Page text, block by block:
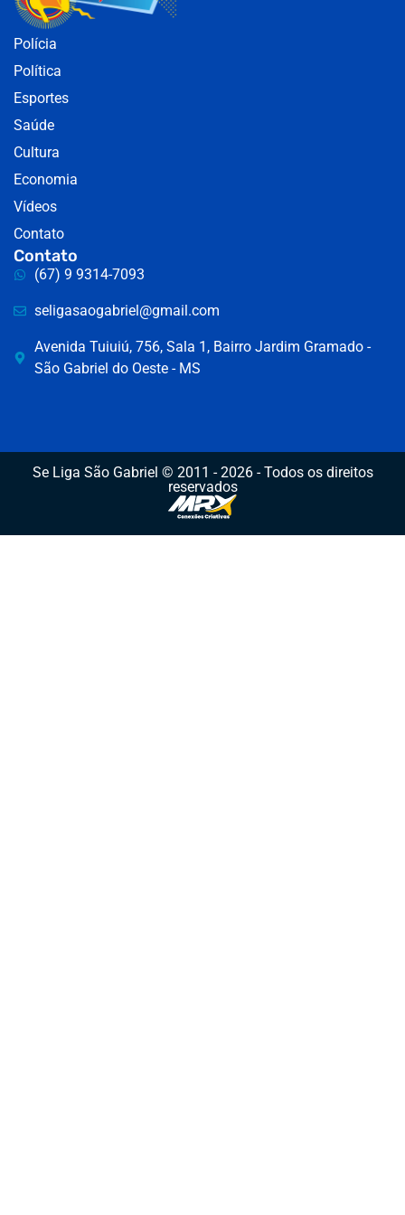
Polícia
Política
Esportes
Saúde
Cultura
Economia
Vídeos
Contato
Contato
(67) 9 9314-7093
seligasaogabriel@gmail.com
Avenida Tuiuiú, 756, Sala 1, Bairro Jardim Gramado -
São Gabriel do Oeste - MS
Se Liga São Gabriel © 2011 - 2026 - Todos os direitos
reservados